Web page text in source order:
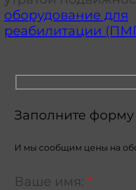
оборудование для
реабилитации
Заполните форму
И мы сообщим цены на
Ваше имя: *